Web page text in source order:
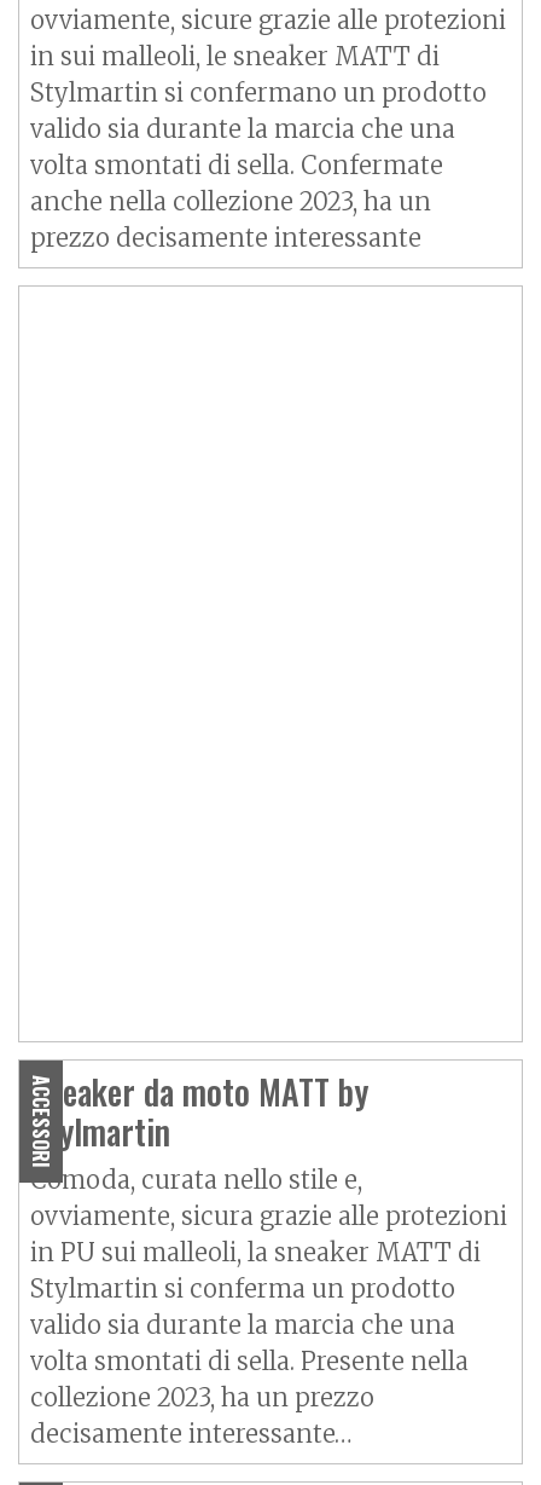
ovviamente, sicure grazie alle protezioni
in sui malleoli, le sneaker MATT di
Stylmartin si confermano un prodotto
valido sia durante la marcia che una
volta smontati di sella. Confermate
anche nella collezione 2023, ha un
prezzo decisamente interessante
ACCESSORI
Sneaker da moto MATT by
Stylmartin
Comoda, curata nello stile e,
ovviamente, sicura grazie alle protezioni
in PU sui malleoli, la sneaker MATT di
Stylmartin si conferma un prodotto
valido sia durante la marcia che una
volta smontati di sella. Presente nella
collezione 2023, ha un prezzo
decisamente interessante…